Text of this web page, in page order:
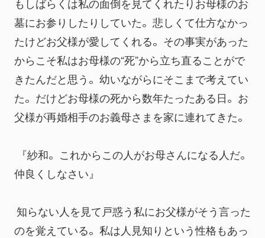
墓にお参りしたりしていた。悲しくて仕方なかっ
たけどお父様が愛してくれる。その事実があった
からこそ私はお母様の“死”から立ち直ることがで
きたんだと思う。幼いながらにそこまで考えてい
た。だけどお母様の死から数年たったある日。お
父様が再婚相手のお義母さまを家に連れてきた。
『紗和。これからこの人がお母さんになる人だ。
仲良くしなさい』
知らない人を見て戸惑う私にお父様がそう言った
のを覚えている。私は人見知りという性格もあっ